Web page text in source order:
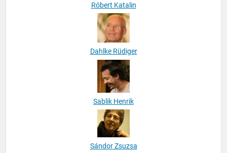
Róbert Katalin
Dahlke Rüdiger
Sablik Henrik
Sándor Zsuzsa